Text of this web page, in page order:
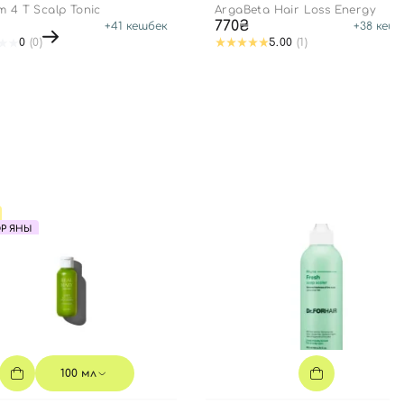
4 T Scalp Tonic
+41 кешбек
0 (0)
ArgaBeta Hair Loss Energy
770₴ +38
5.00 (1)
ЯНЫ
100 мл